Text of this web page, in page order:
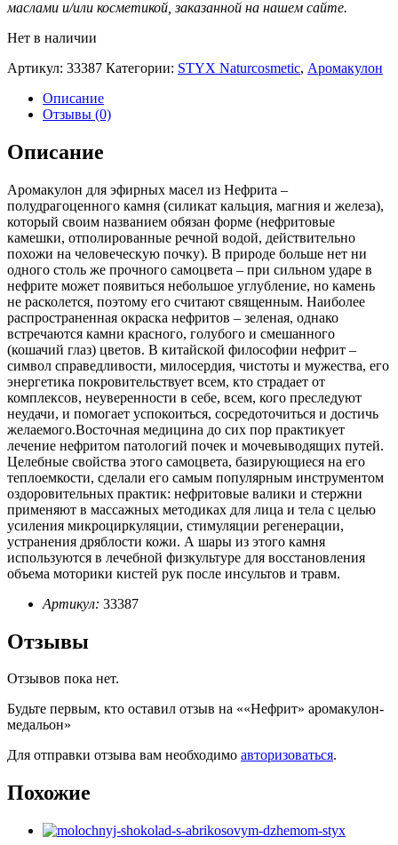
маслами и/или косметикой, заказанной на нашем сайте.
Нет в наличии
Артикул: 33387 Категории: STYX Naturcosmetic, Аромакулон
Описание
Отзывы (0)
Описание
Аромакулон для эфирных масел из Нефрита –
полудрагоценного камня (силикат кальция, магния и железа),
который своим названием обязан форме (нефритовые
камешки, отполированные речной водой, действительно
похожи на человеческую почку). В природе больше нет ни
одного столь же прочного самоцвета – при сильном ударе в
нефрите может появиться небольшое углубление, но камень
не расколется, поэтому его считают священным. Наиболее
распространенная окраска нефритов – зеленая, однако
встречаются камни красного, голубого и смешанного
(кошачий глаз) цветов. В китайской философии нефрит –
символ справедливости, милосердия, чистоты и мужества, его
энергетика покровительствует всем, кто страдает от
комплексов, неуверенности в себе, всем, кого преследуют
неудачи, и помогает успокоиться, сосредоточиться и достичь
желаемого.Восточная медицина до сих пор практикует
лечение нефритом патологий почек и мочевыводящих путей.
Целебные свойства этого самоцвета, базирующиеся на его
теплоемкости, сделали его самым популярным инструментом
оздоровительных практик: нефритовые валики и стержни
применяют в массажных методиках для лица и тела с целью
усиления микроциркуляции, стимуляции регенерации,
устранения дряблости кожи. А шары из этого камня
используются в лечебной физкультуре для восстановления
объема моторики кистей рук после инсультов и травм.
Артикул: 33387
Отзывы
Отзывов пока нет.
Будьте первым, кто оставил отзыв на ««Нефрит» аромакулон-
медальон»
Для отправки отзыва вам необходимо авторизоваться.
Похожие